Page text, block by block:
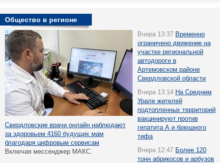
Общество в регионе
Свердловские врачи онлайн наблюдают
за здоровьем 4160 будущих мам
благодаря цифровым сервисам
Включая мессенджер МАКС.
Вчера 13:37 Временно
ограничено движение на
участке региональной
автодороги в
Артемовском районе
Свердловской области
Вчера 13:14 На Среднем
Урале жителей
подтопленных территорий
вакцинируют против
гепатита А и брюшного
тифа
Вчера 12:47 Более 120
тонн абрикосов и арбузов